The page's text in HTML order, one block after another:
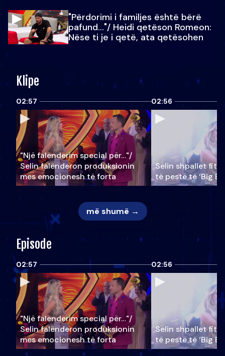
"Përdorimi i familjes është bërë
pafund…"/ Heidi qetëson Romeon:
Nëse ti je i qetë, ata qetësohen
Klipe
02:57
"Një falenderim special për…"/
Selin falënderon produksionin
mes emocionesh të forta
02:56
Selin shpallet
të pestë të ‘Big
më shumë →
Episode
02:57
"Një falenderim special për…"/
Selin falënderon produksionin
mes emocionesh të forta
02:56
Selin shpallet
të pestë të ‘Big